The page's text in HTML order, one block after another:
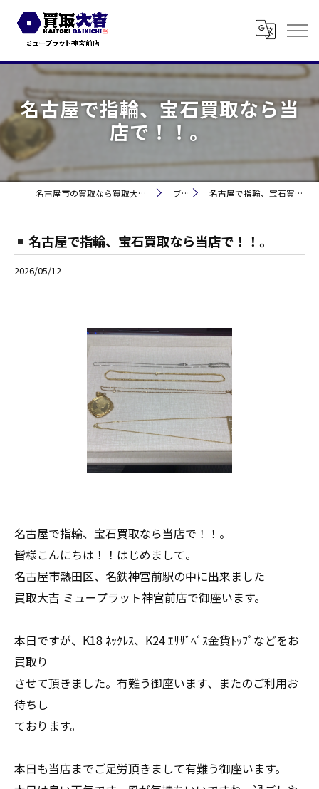
名古屋で指輪、宝石買取なら当
店で！！。
名古屋市の買取なら買取大吉 ミュープラット神宮前 ブログ 名古屋で指輪、宝石買取なら当店で！！。
名古屋で指輪、宝石買取なら当店で！！。
2026/05/12
名古屋で指輪、宝石買取なら当店で！！。
皆様こんにちは！！はじめまして。
名古屋市熱田区、名鉄神宮前駅の中に出来ました
買取大吉 ミュープラット神宮前店で御座います。
本日ですが、K18 ﾈｯｸﾚｽ、K24 ｴﾘｻﾞﾍﾞｽ金貨ﾄｯﾌﾟなどをお
買取り
させて頂きました。有難う御座います、またのご利用お
待ちし
ております。
本日も当店までご足労頂きまして有難う御座います。